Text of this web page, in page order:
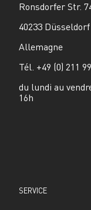
Ronsdorfer Str.
40233 Düsseldorf
Allemagne
Tél. +49 (0) 211
du lundi au
16h
SERVICE